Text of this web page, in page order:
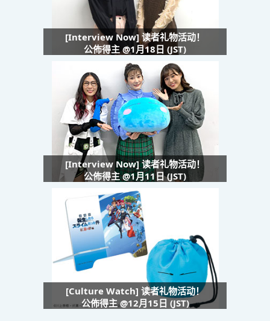
[Interview Now] 读者礼物活动！
公佈得主 @1月18日 (JST)
[Interview Now] 读者礼物活动！
公佈得主 @1月11日 (JST)
[Culture Watch] 读者礼物活动！
公佈得主 @12月15日 (JST)